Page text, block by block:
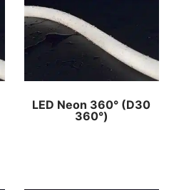
LED Neon 360° (D30
360°)